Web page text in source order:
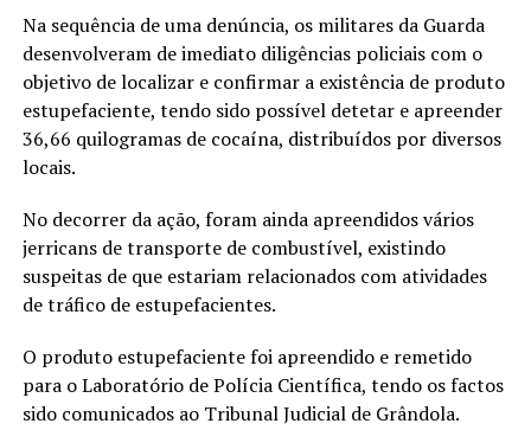
Na sequência de uma denúncia, os militares da Guarda
desenvolveram de imediato diligências policiais com o
objetivo de localizar e confirmar a existência de produto
estupefaciente, tendo sido possível detetar e apreender
36,66 quilogramas de cocaína, distribuídos por diversos
locais.
No decorrer da ação, foram ainda apreendidos vários
jerricans de transporte de combustível, existindo
suspeitas de que estariam relacionados com atividades
de tráfico de estupefacientes.
O produto estupefaciente foi apreendido e remetido
para o Laboratório de Polícia Científica, tendo os factos
sido comunicados ao Tribunal Judicial de Grândola.